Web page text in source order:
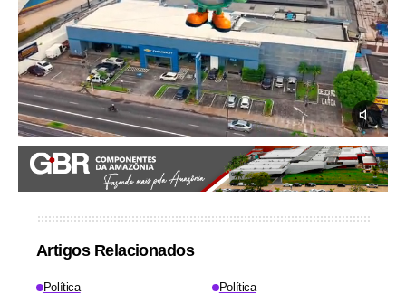
Artigos Relacionados
Política Política